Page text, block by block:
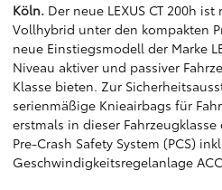
Köln. Der neue LEXUS CT 200h
Vollhybrid unter den kompakten
neue Einstiegsmodell der Marke
Niveau aktiver und passiver
Klasse bieten. Zur
serienmäßige Knieairbags für
erstmals in dieser
Pre-Crash Safety System (PCS)
Geschwindigkeitsregelanlage